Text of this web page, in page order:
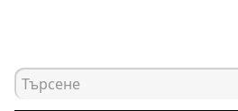
Начална страница